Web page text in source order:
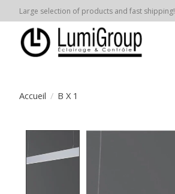
Large selection of products and fast shipping!
Accueil / B X 1